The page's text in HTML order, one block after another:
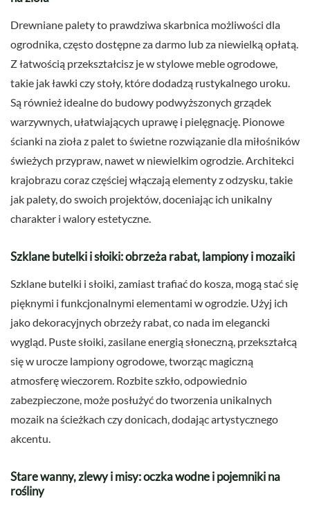
Drewniane palety to prawdziwa skarbnica możliwości dla
ogrodnika, często dostępne za darmo lub za niewielką opłatą.
Z łatwością przekształcisz je w stylowe meble ogrodowe,
takie jak ławki czy stoły, które dodadzą rustykalnego uroku.
Są również idealne do budowy podwyższonych grządek
warzywnych, ułatwiających uprawę i pielęgnację. Pionowe
ścianki na zioła z palet to świetne rozwiązanie dla miłośników
świeżych przypraw, nawet w niewielkim ogrodzie. Architekci
krajobrazu coraz częściej włączają elementy z odzysku, takie
jak palety, do swoich projektów, doceniając ich unikalny
charakter i walory estetyczne.
Szklane butelki i słoiki: obrzeża rabat, lampiony i mozaiki
Szklane butelki i słoiki, zamiast trafiać do kosza, mogą stać się
pięknymi i funkcjonalnymi elementami w ogrodzie. Użyj ich
jako dekoracyjnych obrzeży rabat, co nada im elegancki
wygląd. Puste słoiki, zasilane energią słoneczną, przekształcą
się w urocze lampiony ogrodowe, tworząc magiczną
atmosferę wieczorem. Rozbite szkło, odpowiednio
zabezpieczone, może posłużyć do tworzenia unikalnych
mozaik na ścieżkach czy donicach, dodając artystycznego
akcentu.
Stare wanny, zlewy i misy: oczka wodne i pojemniki na
rośliny